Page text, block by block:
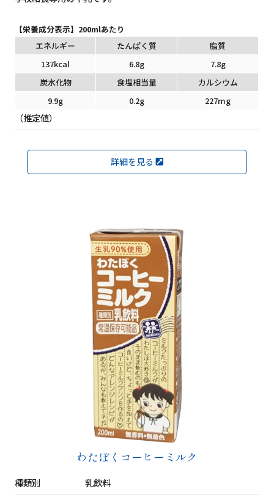
【栄養成分表示】200mlあたり
エネルギー
たんぱく質
脂質
137kcal
6.8g
7.8g
炭水化物
食塩相当量
カルシウム
9.9g
0.2g 227mg
（推定値）
詳細を見る
わたぼくコーヒーミルク
種類別
乳飲料